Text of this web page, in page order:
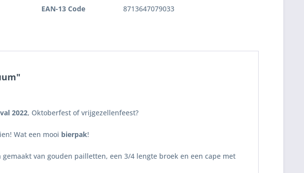
EAN-13 Code
8713647079033
2022, Oktoberfest of vrijgezellenfeest?
Wat een mooi bierpak!
van gouden pailletten, een 3/4 lengte broek en een cape met